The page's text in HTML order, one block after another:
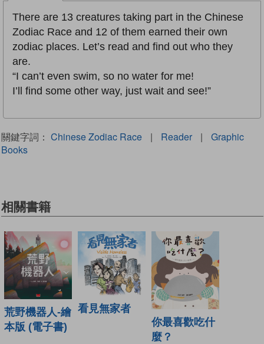
There are 13 creatures taking part in the Chinese
Zodiac Race and 12 of them earned their own
zodiac places. Let’s read and find out who they
are.
“I can’t even swim, so no water for me!
I’ll find some other way, just wait and see!”
關鍵字詞： Chinese Zodiac Race | Reader |
Graphic
Books
相關書籍
荒野機器人-繪
本版 (電子書)
看見無家者
你最喜歡吃什
麼？